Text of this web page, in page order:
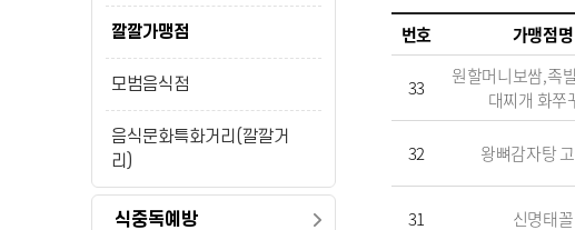
깔깔가맹점
모범음식점
음식문화특화거리(깔깔거
리)
식중독예방
번호 가맹점명
33
원할머니보쌈,족
대찌개 화쭈
32 왕뼈감자탕
31 신명태꼴